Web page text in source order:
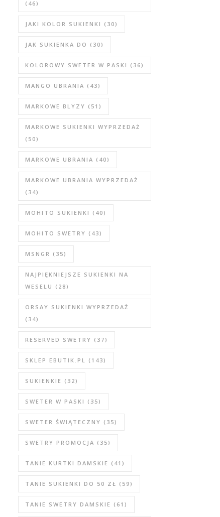
(46)
JAKI KOLOR SUKIENKI (30)
JAK SUKIENKA DO (30)
KOLOROWY SWETER W PASKI (36)
MANGO UBRANIA (43)
MARKOWE BLYZY (51)
MARKOWE SUKIENKI WYPRZEDAŻ
(50)
MARKOWE UBRANIA (40)
MARKOWE UBRANIA WYPRZEDAŻ
(34)
MOHITO SUKIENKI (40)
MOHITO SWETRY (43)
MSNGR (35)
NAJPIĘKNIEJSZE SUKIENKI NA
WESELU (28)
ORSAY SUKIENKI WYPRZEDAŻ
(34)
RESERVED SWETRY (37)
SKLEP EBUTIK.PL (143)
SUKIENKIE (32)
SWETER W PASKI (35)
SWETER ŚWIĄTECZNY (35)
SWETRY PROMOCJA (35)
TANIE KURTKI DAMSKIE (41)
TANIE SUKIENKI DO 50 ZŁ (59)
TANIE SWETRY DAMSKIE (61)